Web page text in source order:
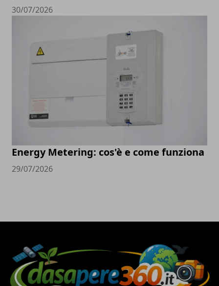
30/07/2026
Energy Metering: cos'è e come funziona
29/07/2026